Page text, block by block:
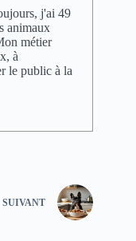
j'ai 49
animaux
métier
à
le public à la
SUIVANT